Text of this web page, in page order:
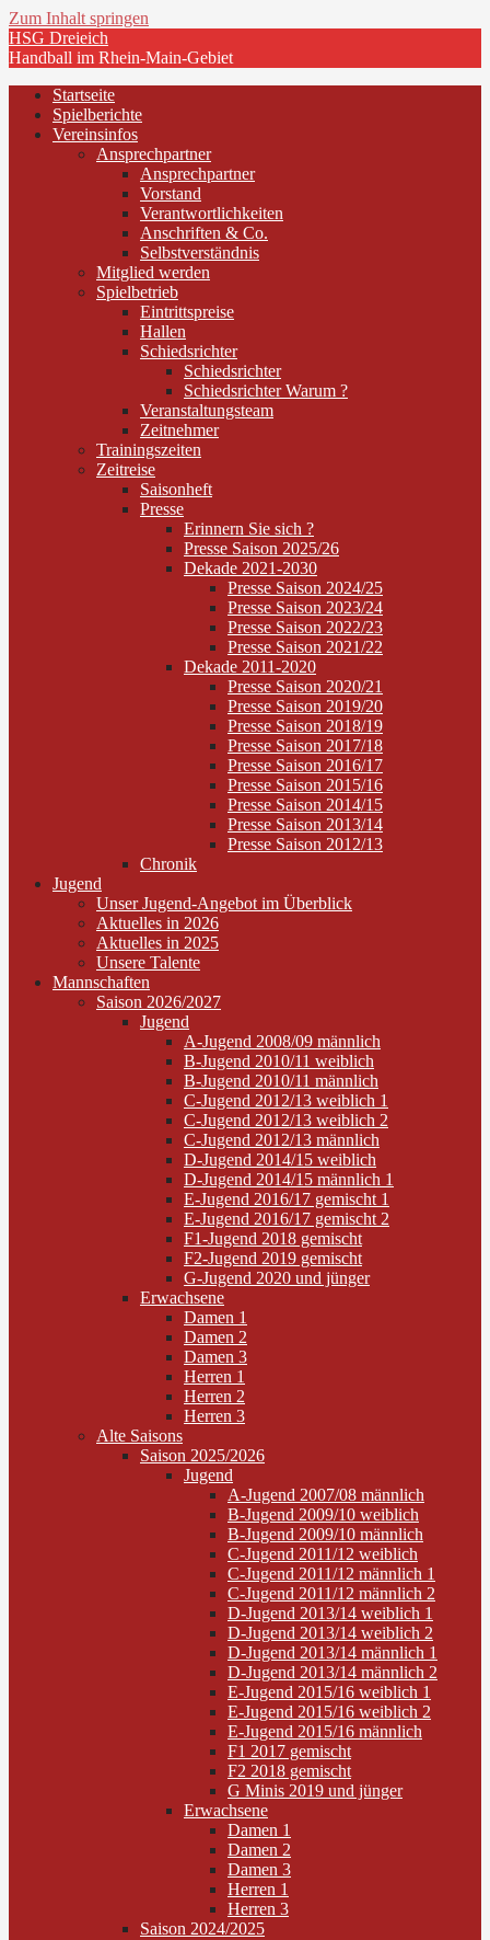
Zum Inhalt springen
HSG Dreieich
Handball im Rhein-Main-Gebiet
Startseite
Spielberichte
Vereinsinfos
Ansprechpartner
Ansprechpartner
Vorstand
Verantwortlichkeiten
Anschriften & Co.
Selbstverständnis
Mitglied werden
Spielbetrieb
Eintrittspreise
Hallen
Schiedsrichter
Schiedsrichter
Schiedsrichter Warum ?
Veranstaltungsteam
Zeitnehmer
Trainingszeiten
Zeitreise
Saisonheft
Presse
Erinnern Sie sich ?
Presse Saison 2025/26
Dekade 2021-2030
Presse Saison 2024/25
Presse Saison 2023/24
Presse Saison 2022/23
Presse Saison 2021/22
Dekade 2011-2020
Presse Saison 2020/21
Presse Saison 2019/20
Presse Saison 2018/19
Presse Saison 2017/18
Presse Saison 2016/17
Presse Saison 2015/16
Presse Saison 2014/15
Presse Saison 2013/14
Presse Saison 2012/13
Chronik
Jugend
Unser Jugend-Angebot im Überblick
Aktuelles in 2026
Aktuelles in 2025
Unsere Talente
Mannschaften
Saison 2026/2027
Jugend
A-Jugend 2008/09 männlich
B-Jugend 2010/11 weiblich
B-Jugend 2010/11 männlich
C-Jugend 2012/13 weiblich 1
C-Jugend 2012/13 weiblich 2
C-Jugend 2012/13 männlich
D-Jugend 2014/15 weiblich
D-Jugend 2014/15 männlich 1
E-Jugend 2016/17 gemischt 1
E-Jugend 2016/17 gemischt 2
F1-Jugend 2018 gemischt
F2-Jugend 2019 gemischt
G-Jugend 2020 und jünger
Erwachsene
Damen 1
Damen 2
Damen 3
Herren 1
Herren 2
Herren 3
Alte Saisons
Saison 2025/2026
Jugend
A-Jugend 2007/08 männlich
B-Jugend 2009/10 weiblich
B-Jugend 2009/10 männlich
C-Jugend 2011/12 weiblich
C-Jugend 2011/12 männlich 1
C-Jugend 2011/12 männlich 2
D-Jugend 2013/14 weiblich 1
D-Jugend 2013/14 weiblich 2
D-Jugend 2013/14 männlich 1
D-Jugend 2013/14 männlich 2
E-Jugend 2015/16 weiblich 1
E-Jugend 2015/16 weiblich 2
E-Jugend 2015/16 männlich
F1 2017 gemischt
F2 2018 gemischt
G Minis 2019 und jünger
Erwachsene
Damen 1
Damen 2
Damen 3
Herren 1
Herren 3
Saison 2024/2025